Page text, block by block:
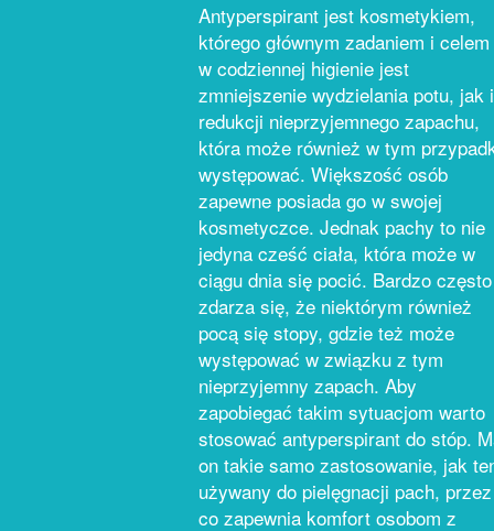
Antyperspirant jest kosmetykiem,
którego głównym zadaniem i celem
w codziennej higienie jest
zmniejszenie wydzielania potu, jak i
redukcji nieprzyjemnego zapachu,
która może również w tym
występować. Większość osób
zapewne posiada go w swojej
kosmetyczce. Jednak pachy to nie
jedyna cześć ciała, która może w
ciągu dnia się pocić. Bardzo często
zdarza się, że niektórym również
pocą się stopy, gdzie też może
występować w związku z tym
nieprzyjemny zapach. Aby
zapobiegać takim sytuacjom warto
stosować antyperspirant do stóp.
on takie samo zastosowanie, jak
używany do pielęgnacji pach, przez
co zapewnia komfort osobom z